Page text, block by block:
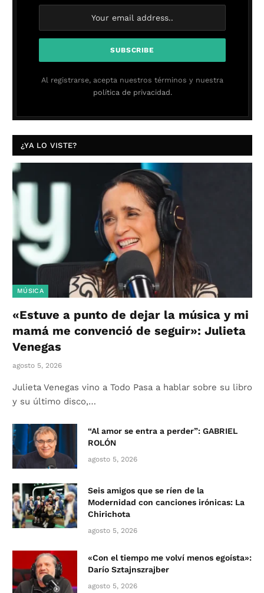
Al registrarse, acepta nuestros términos y nuestra
política de privacidad.
¿YA LO VISTE?
MÚSICA
«Estuve a punto de dejar la música y mi
mamá me convenció de seguir»: Julieta
Venegas
agosto 5, 2026
Julieta Venegas vino a Todo Pasa a hablar sobre su libro
y su último disco,…
“Al amor se entra a perder”: GABRIEL
ROLÓN
agosto 5, 2026
Seis amigos que se ríen de la
Modernidad con canciones irónicas: La
Chirichota
agosto 5, 2026
«Con el tiempo me volví menos egoísta»:
Darío Sztajnszrajber
agosto 5, 2026